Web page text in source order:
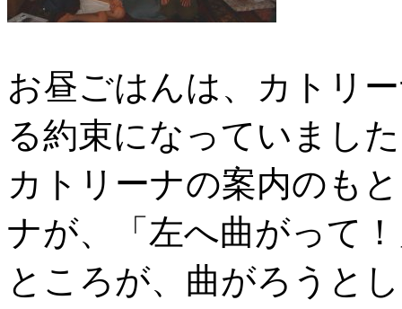
お昼ごはんは、カトリ
る約束になっていまし
カトリーナの案内のも
ナが、「左へ曲がって
ところが、曲がろうと